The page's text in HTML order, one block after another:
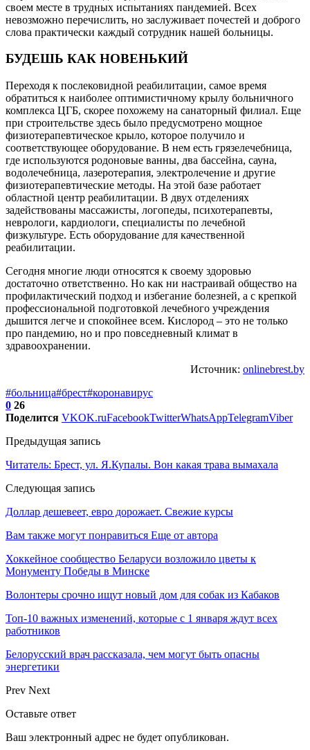
своем месте в трудных испытаниях пандемией. Всех
невозможно перечислить, но заслуживает почестей и доброго
слова практически каждый сотрудник нашей больницы.
БУДЕШЬ КАК НОВЕНЬКИЙ
Переходя к послековидной реабилитации, самое время
обратиться к наиболее оптимистичному крылу больничного
комплекса ЦГБ, скорее похожему на санаторный филиал. Еще
при строительстве здесь было предусмотрено мощное
физиотерапевтическое крыло, которое получило и
соответствующее оборудование. В нем есть грязелечебница,
где используются родоновые ванны, два бассейна, сауна,
водолечебница, лазеротерапия, электролечение и другие
физиотерапевтические методы. На этой базе работает
областной центр реабилитации. В двух отделениях
задействованы массажисты, логопеды, психотерапевты,
неврологи, кардиологи, специалисты по лечебной
физкультуре. Есть оборудование для качественной
реабилитации.
Сегодня многие люди относятся к своему здоровью
достаточно ответственно. Но как ни настраивай общество на
профилактический подход и избегание болезней, а с крепкой
профессиональной подготовкой лечебного учреждения
дышится легче и спокойнее всем. Кислород – это не только
про пандемию, но и про повседневный климат в
здравоохранении.
Источник: onlinebrest.by
#больница#брест#коронавирус
0 26
Поделится VKOK.ruFacebookTwitterWhatsAppTelegramViber
Предыдущая запись
Читатель: Брест, ул. Я.Купалы. Вон какая трава вымахала
Следующая запись
Доллар дешевеет, евро дорожает. Свежие курсы
Вам также могут понравиться Еще от автора
Хоккейное сообщество Беларуси возложило цветы к
Монументу Победы в Минске
Волонтеры срочно ищут новый дом для собак из Кабаков
Топ-10 важных изменений, которые с 1 января ждут всех
работников
Белорусский врач рассказала, чем могут быть опасны
энергетики
Prev Next
Оставьте ответ
Ваш электронный адрес не будет опубликован.